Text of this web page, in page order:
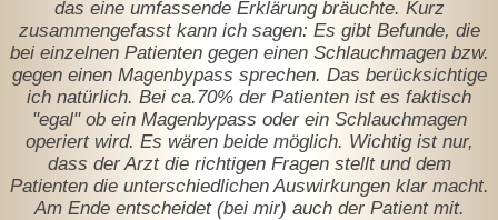
das eine umfassende Erklärung bräuchte. Kurz
zusammengefasst kann ich sagen: Es gibt Befunde, die
bei einzelnen Patienten gegen einen Schlauchmagen bzw.
gegen einen Magenbypass sprechen. Das berücksichtige
ich natürlich. Bei ca.70% der Patienten ist es faktisch
"egal" ob ein Magenbypass oder ein Schlauchmagen
operiert wird. Es wären beide möglich. Wichtig ist nur,
dass der Arzt die richtigen Fragen stellt und dem
Patienten die unterschiedlichen Auswirkungen klar macht.
Am Ende entscheidet (bei mir) auch der Patient mit.